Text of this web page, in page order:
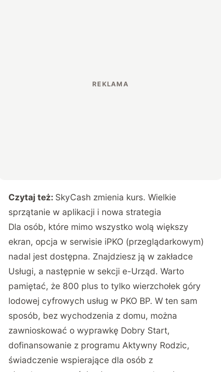
Czytaj też: SkyCash zmienia kurs. Wielkie
sprzątanie w aplikacji i nowa strategia
Dla osób, które mimo wszystko wolą większy
ekran, opcja w serwisie iPKO (przeglądarkowym)
nadal jest dostępna. Znajdziesz ją w zakładce
Usługi, a następnie w sekcji e-Urząd. Warto
pamiętać, że 800 plus to tylko wierzchołek góry
lodowej cyfrowych usług w PKO BP. W ten sam
sposób, bez wychodzenia z domu, można
zawnioskować o wyprawkę Dobry Start,
dofinansowanie z programu Aktywny Rodzic,
świadczenie wspierające dla osób z